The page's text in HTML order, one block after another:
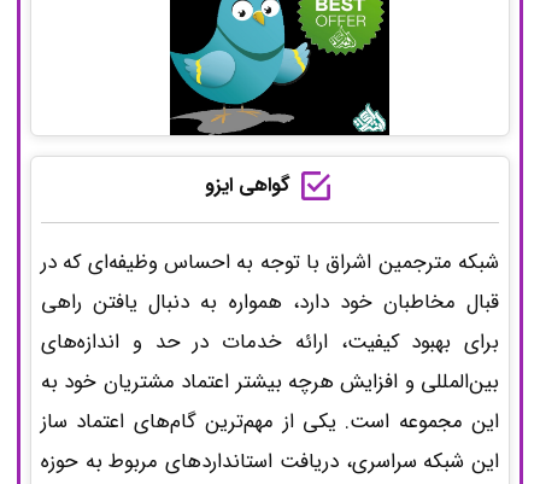
Study of the genera Laphria Meigen, 1803
and Pogonosoma Rondani, 1856 (Diptera:
Asilidae: Laphriinae) in Iran, with two new
species records for the country
The semantic conservation of architectural
heritage: the missing values
CRM performance and development of
media entrepreneurship in digital, social media
and mobile commerce
گواهی ایزو
شبکه مترجمین اشراق با توجه به احساس وظیفه‌ای که در
قبال مخاطبان خود دارد، همواره به دنبال یافتن راهی
برای بهبود کیفیت، ارائه خدمات در حد و اندازه‌های
بین‌المللی و افزایش هرچه بیشتر اعتماد مشتریان خود به
این مجموعه است. یکی از مهم‌ترین گام‌های اعتماد ساز
این شبکه سراسری، دریافت استانداردهای مربوط به حوزه